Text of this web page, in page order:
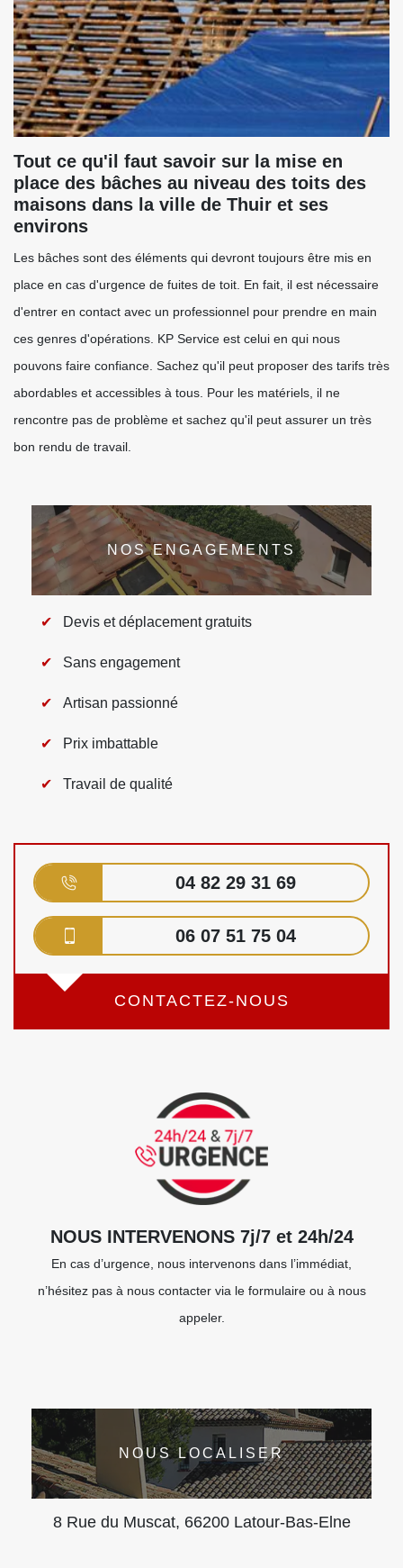
Tout ce qu'il faut savoir sur la mise en
place des bâches au niveau des toits des
maisons dans la ville de Thuir et ses
environs
Les bâches sont des éléments qui devront toujours être mis en
place en cas d'urgence de fuites de toit. En fait, il est nécessaire
d'entrer en contact avec un professionnel pour prendre en main
ces genres d'opérations. KP Service est celui en qui nous
pouvons faire confiance. Sachez qu'il peut proposer des tarifs très
abordables et accessibles à tous. Pour les matériels, il ne
rencontre pas de problème et sachez qu'il peut assurer un très
bon rendu de travail.
NOS ENGAGEMENTS
Devis et déplacement gratuits
Sans engagement
Artisan passionné
Prix imbattable
Travail de qualité
04 82 29 31 69
06 07 51 75 04
CONTACTEZ-NOUS
NOUS INTERVENONS 7j/7 et 24h/24
En cas d’urgence, nous intervenons dans l’immédiat,
n’hésitez pas à nous contacter via le formulaire ou à nous
appeler.
NOUS LOCALISER
8 Rue du Muscat, 66200 Latour-Bas-Elne